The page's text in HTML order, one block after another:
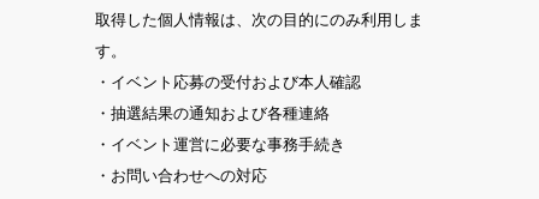
取得した個人情報は、次の目的にのみ利用しま
す。
・イベント応募の受付および本人確認
・抽選結果の通知および各種連絡
・イベント運営に必要な事務手続き
・お問い合わせへの対応